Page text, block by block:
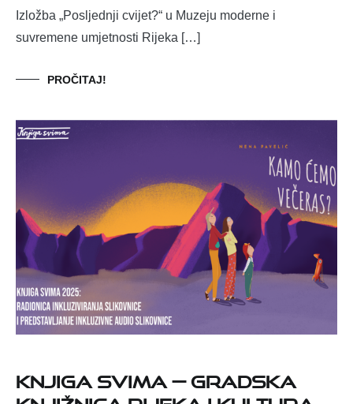
Izložba „Posljednji cvijet?“ u Muzeju moderne i
suvremene umjetnosti Rijeka […]
PROČITAJ!
Knjiga svima — Gradska